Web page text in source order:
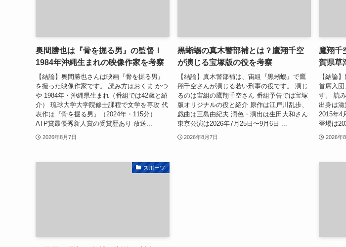
奥間勝也は『骨を掘る男』の監督！
1984年沖縄生まれの映像作家を考察
【結論】奥間勝也さんは映画『骨を掘る男』
を撮った映像作家です。 読み方はおくま かつ
や 1984年・沖縄県生まれ（番組では42歳と紹
介） 琉球大学大学院修士課程で文学を専攻 代
表作は『骨を掘る男』（2024年・115分）
ATP賞最優秀新人賞の受賞歴あり 放送...
2026年8月7日
黒蜥蜴の真木警部補とは？鷹翔千空
が演じる宝塚版の役を考察
【結論】真木警部補は、宙組『黒蜥蜴』で鷹
翔千空さんが演じる若い刑事の役です。 演じ
るのは宙組の鷹翔千空さん 番組予告では宝塚
版オリジナルの役と紹介 原作は江戸川乱歩、
戯曲は三島由紀夫 潤色・演出は生田大和さん
東京公演は2026年7月25日〜9月6日 ...
2026年8月7日
鷹翔千
賀県草
【結論
首席入
す。 読
出身は
2015年4
登場は
2026年
スポーツ